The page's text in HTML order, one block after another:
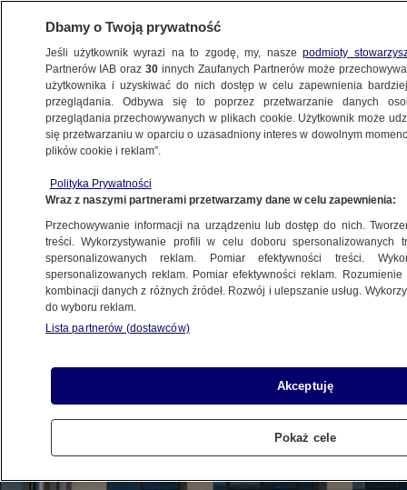
BIZNES
Z KRAJU
6.03.2024, 12:19
Udostępnij
Dbamy o Twoją prywatność
Jeśli użytkownik wyrazi na to zgodę, my, naszepodmioty
Partnerów IAB oraz30 innych Zaufanych Partnerów może
użytkownika i uzyskiwać do nich dostęp w celu zapewnienia
przeglądania. Odbywa się to poprzez przetwarzanie danych
przeglądania przechowywanych w plikach cookie. Użytkownik może
się przetwarzaniu w oparciu o uzasadniony interes w dowolnym
plików cookie i reklam”.
Polityka Prywatności
Wraz z naszymi partnerami przetwarzamy dane w celu zapewnienia:
Przechowywanie informacji na urządzeniu lub dostęp do nich.
treści. Wykorzystywanie profili w celu doboru spersonalizowanych
spersonalizowanych reklam. Pomiar efektywności treści.
spersonalizowanych reklam. Pomiar efektywności reklam.
kombinacji danych z różnych źródeł. Rozwój i ulepszanie usług.
do wyboru reklam.
Lista partnerów (dostawców)
Akceptuję
Pokaż cele